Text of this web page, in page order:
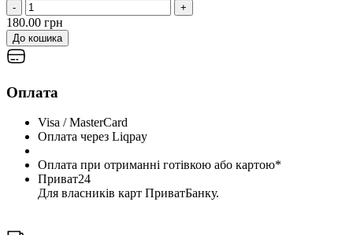
- +
180.00 грн
До кошика
Оплата
Visa / MasterCard
Оплата через Liqpay
Оплата при отриманні готівкою або картою*
Приват24
Для власників карт ПриватБанку.